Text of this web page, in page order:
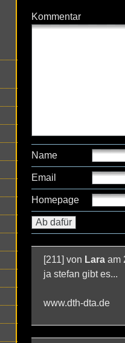
Kommentar
Name
Email
Homepage
[211] von Lara am
ja stefan gibt es...
www.dth-dta.de